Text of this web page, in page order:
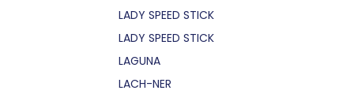
LADY SPEED STICK
LADY SPEED STICK
LAGUNA
LACH-NER